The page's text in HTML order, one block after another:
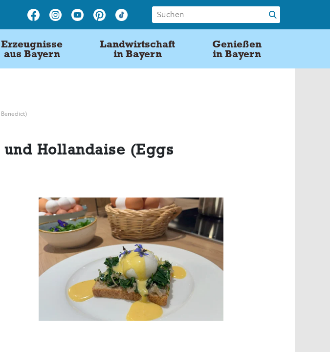
Erzeugnisse
aus Bayern
Landwirtschaft
in Bayern
Genießen
in Bayern
Hollandaise (Eggs